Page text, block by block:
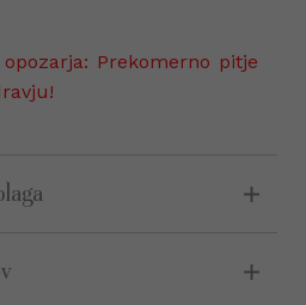
Prekomerno pitje